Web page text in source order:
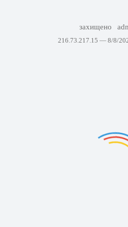
захищено
216.73.217.15 — 8/8/